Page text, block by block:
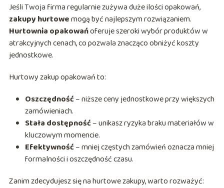
Jeśli Twoja firma regularnie zużywa duże ilości opakowań,
zakupy hurtowemogą być najlepszym rozwiązaniem.
Hurtownia opakowańoferuje szeroki wybór produktów w
atrakcyjnych cenach, co pozwala znacząco obniżyć koszty
jednostkowe.
Hurtowy zakup opakowań to:
Oszczędność – niższe ceny jednostkowe przy większych
zamówieniach.
Stała dostępność – unikasz ryzyka braku materiałów w
kluczowym momencie.
Efektywność – mniej częstych zamówień oznacza mniej
formalności i oszczędność czasu.
Zanim zdecydujesz się na hurtowe zakupy, warto rozważyć: